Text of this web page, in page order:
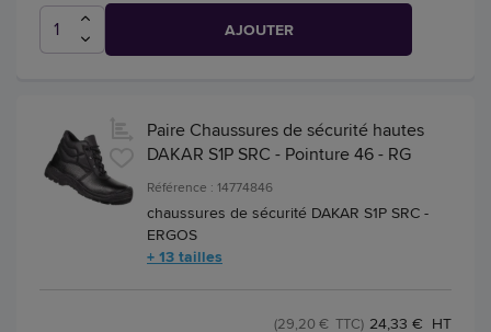
AJOUTER
Paire Chaussures de sécurité hautes
DAKAR S1P SRC - Pointure 46 - RG
Référence : 14774846
chaussures de sécurité DAKAR S1P SRC -
ERGOS
+ 13 tailles
24,33 € HT
(29,20 € TTC)